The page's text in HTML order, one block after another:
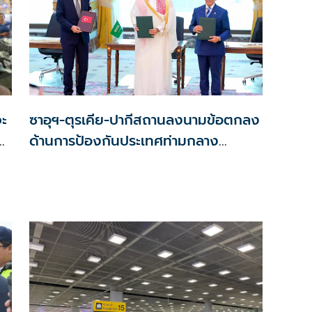
ซาอุฯ-ตุรเคีย-ปากีสถานลงนามข้อตกลง
ด้านการป้องกันประเทศท่ามกลาง